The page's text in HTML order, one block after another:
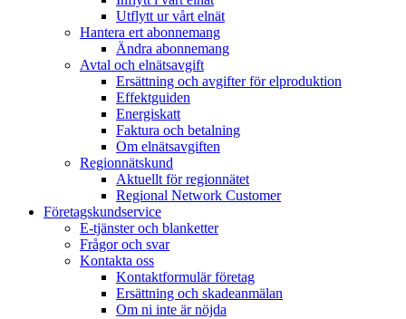
Utflytt ur vårt elnät
Hantera ert abonnemang
Ändra abonnemang
Avtal och elnätsavgift
Ersättning och avgifter för elproduktion
Effektguiden
Energiskatt
Faktura och betalning
Om elnätsavgiften
Regionnätskund
Aktuellt för regionnätet
Regional Network Customer
Företagskundservice
E-tjänster och blanketter
Frågor och svar
Kontakta oss
Kontaktformulär företag
Ersättning och skadeanmälan
Om ni inte är nöjda